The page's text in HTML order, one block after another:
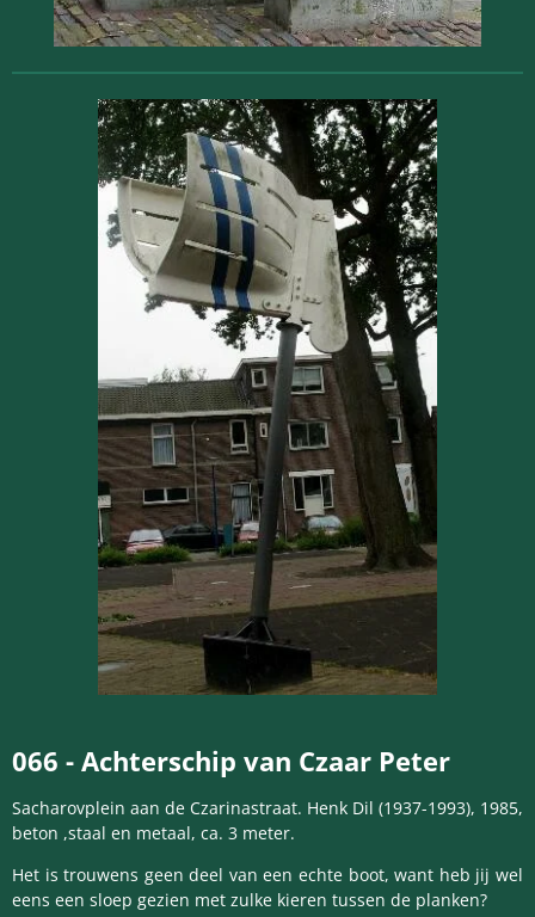
066 -Achterschip van Czaar Peter
Sacharovplein aan de Czarinastraat. Henk Dil (1937-1993), 1985,
beton ,staal en metaal, ca. 3 meter.
Het is trouwens geen deel van een echte boot, want heb jij wel
eens een sloep gezien met zulke kieren tussen de planken?